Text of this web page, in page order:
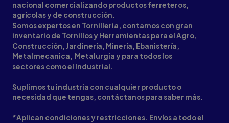
nacional comercializando productos ferreteros,
agrícolas y de construcción.
Somos expertos en Tornilleria, contamos con gran
inventario de Tornillos y Herramientas para el Agro,
Construcción, Jardinería, Minería, Ebanistería,
Metalmecanica, Metalurgia y para todos los
sectores como el Industrial.
Suplimos tu industria con cualquier producto o
necesidad que tengas, contáctanos para saber más.
*Aplican condiciones y restricciones. Envíos a todo el